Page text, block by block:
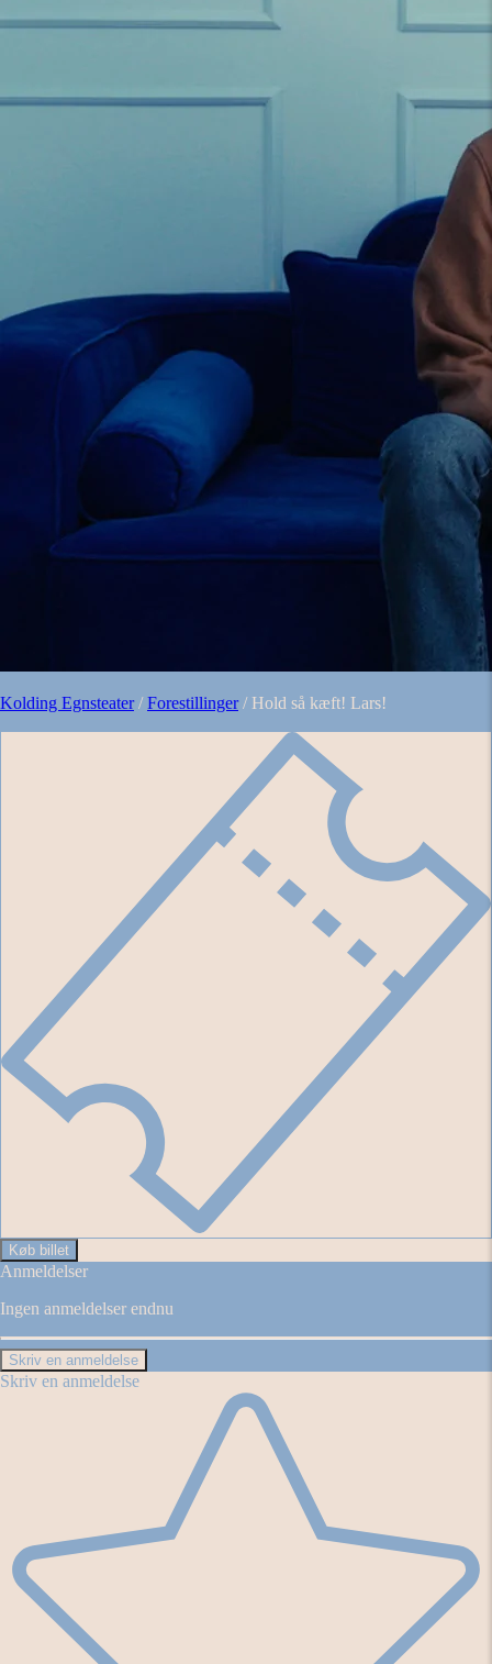
Kolding Egnsteater/Forestillinger/Hold så kæft! Lars!
Køb billet
Anmeldelser
Ingen anmeldelser endnu
Skriv en anmeldelse
Skriv en anmeldelse